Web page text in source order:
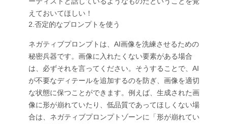
えておいてほしい！
2.否定的なプロンプトを使う
ネガティブプロンプトは、AI画像を洗練させるための
秘密兵器です。画像に入れたくない要素がある場合
は、必ずそれを言ってください。そうすることで、AI
が不要なディテールを追加するのを防ぎ、画像を適切
な状態に保つことができます。例えば、生成された画
像に形が崩れていたり、低品質であってほしくない場
合は、ネガティブプロンプトゾーンに「形が崩れてい